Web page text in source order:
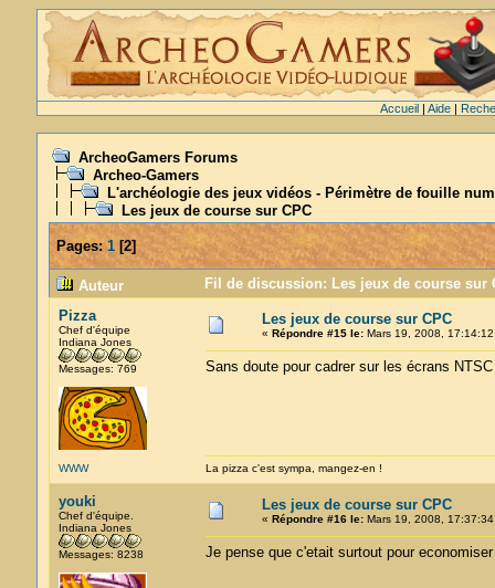
Accueil| Aide|
ArcheoGamers Forums
Archeo-Gamers
L'archéologie des jeux vidéos - Périmètre de fouille
Les jeux de course sur CPC
Pages: 1[2]
Auteur
Fil de discussion: Les jeux de course sur
Pizza
Chef d'équipe
Indiana Jones
Messages: 769
WWW
Les jeux de course sur CPC
« Répondre #15 le:Mars 19, 2008, 17:14:12
Sans doute pour cadrer sur les écrans
La pizza c'est sympa, mangez-en !
youki
Chef d'équipe.
Indiana Jones
Messages: 8238
Les jeux de course sur CPC
« Répondre #16 le:Mars 19, 2008, 17:37:34
Je pense que c'etait surtout pour